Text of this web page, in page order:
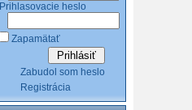
Prihlasovacie heslo
Zapamätať
Zabudol som heslo
Registrácia